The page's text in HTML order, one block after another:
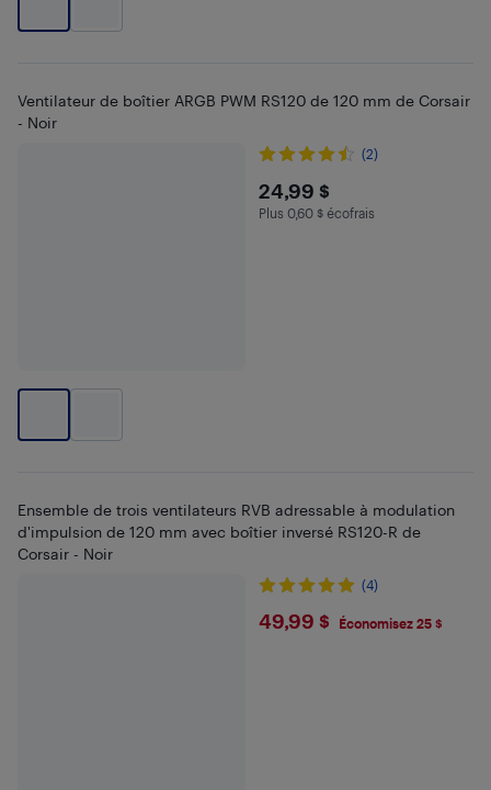
Ventilateur de boîtier ARGB PWM RS120 de 120 mm de Corsair
- Noir
(2)
$24.99
24,99 $
Plus 0.6 $ en écofrais
Plus 0,60 $ écofrais
Ensemble de trois ventilateurs RVB adressable à modulation
d'impulsion de 120 mm avec boîtier inversé RS120-R de
Corsair - Noir
(4)
$49.99
49,99 $ Économisez 25 $